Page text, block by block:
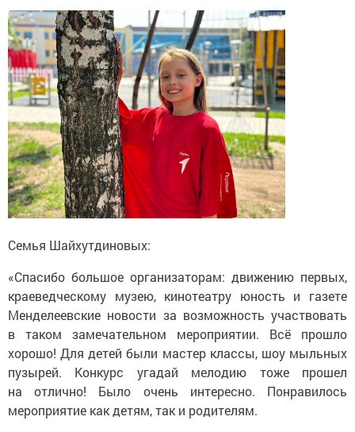
Семья Шайхутдиновых:
«Спасибо большое организаторам: движению первых,
краеведческому музею, кинотеатру юность и газете
Менделеевские новости за возможность участвовать
в таком замечательном мероприятии. Всё прошло
хорошо! Для детей были мастер классы, шоу мыльных
пузырей. Конкурс угадай мелодию тоже прошел
на отлично! Было очень интересно. Понравилось
мероприятие как детям, так и родителям.